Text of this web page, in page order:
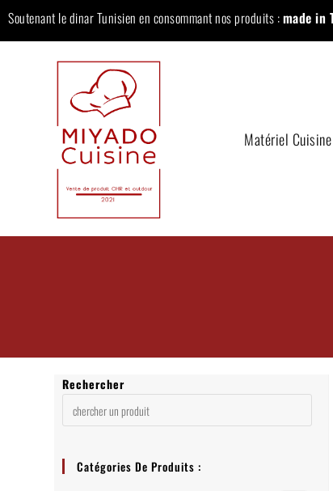
Soutenant le dinar Tunisien en consommant nos produits :made in
Matériel Cuisine
Rechercher
Catégories De Produits :